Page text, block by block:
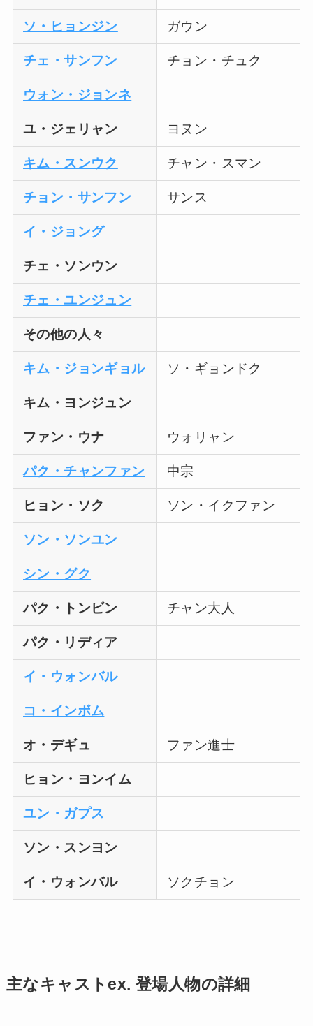
ソ・ヒョンジン ガウン
チェ・サンフン チョン・チュク
ウォン・ジョンネ
ユ・ジェリャン ヨヌン
キム・スンウク チャン・スマン
チョン・サンフン サンス
イ・ジョング
チェ・ソンウン
チェ・ユンジュン
その他の人々
キム・ジョンギョル ソ・ギョンドク
キム・ヨンジュン
ファン・ウナ ウォリャン
パク・チャンファン 中宗
ヒョン・ソク ソン・イクファン
ソン・ソンユン
シン・グク
パク・トンビン チャン大人
パク・リディア
イ・ウォンバル
コ・インボム
オ・デギュ ファン進士
ヒョン・ヨンイム
ユン・ガプス
ソン・スンヨン
イ・ウォンバル ソクチョン
主なキャストex. 登場人物の詳細